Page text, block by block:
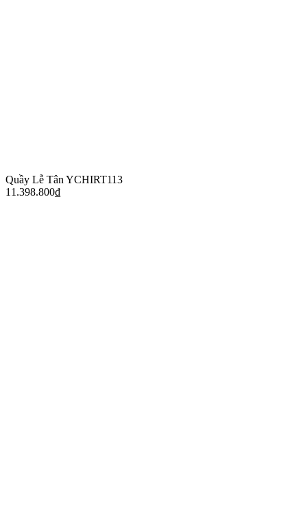
Quầy Lễ Tân YCHIRT113
11.398.800₫